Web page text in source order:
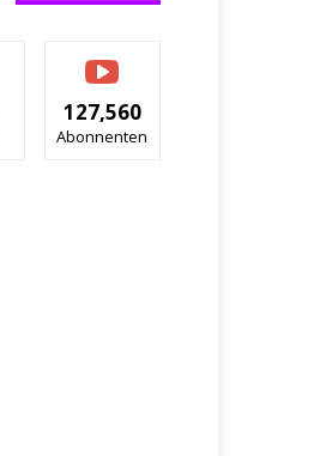
127,560
Abonnenten